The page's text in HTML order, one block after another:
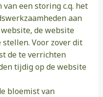
een storing c.q. het
aan
website, de website
Voor zover dit
de te verrichten
tijdig op de website
bloemist van